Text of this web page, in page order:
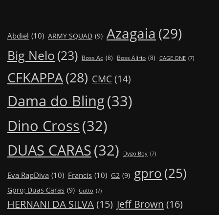
Abdiel (10) ARMY SQUAD (9) Azagaia (29)
Big Nelo (23) Boss Ac (8) Boss Alirio (8) CAGE ONE (7)
CFKAPPA(28) CMC (14)
Dama do Bling(33)
Dino Cross(32)
DUAS CARAS(32) Dygo Boy (7)
Eva RapDiva (10) Francis (10) G2 (9) gpro(25)
Gpro; Duas Caras (9) Gutto (7)
HERNANI DA SILVA(15) Jeff Brown (16)